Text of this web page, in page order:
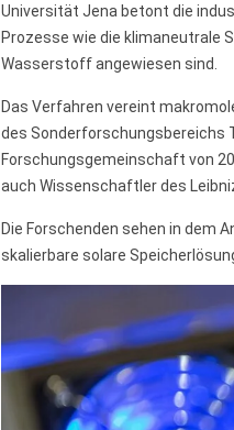
Universität Jena betont die
Prozesse wie die klimaneutrale
Wasserstoff angewiesen sind.
Das Verfahren vereint
des Sonderforschungsbereichs
Forschungsgemeinschaft von
auch Wissenschaftler des
Die Forschenden sehen in dem
skalierbare solare